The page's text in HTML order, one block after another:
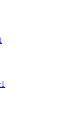
1